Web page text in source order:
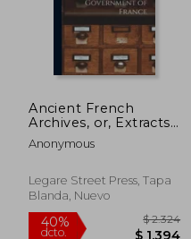
dcto. $ 1.781
Ancient French
Archives, or, Extracts
From the Minutes of
Council Relating to
Canada, While Under
the Government of
(en Inglés)
Anonymous
Legare Street Press, Tapa
Blanda, Nuevo